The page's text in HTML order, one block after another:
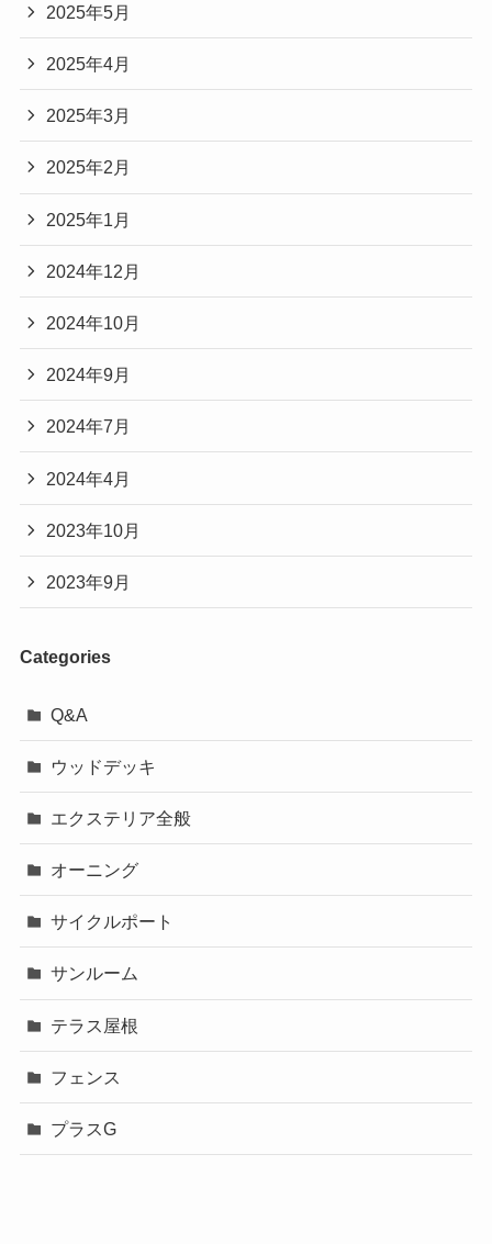
2025年5月
2025年4月
2025年3月
2025年2月
2025年1月
2024年12月
2024年10月
2024年9月
2024年7月
2024年4月
2023年10月
2023年9月
Categories
Q&A
ウッドデッキ
エクステリア全般
オーニング
サイクルポート
サンルーム
テラス屋根
フェンス
プラスG